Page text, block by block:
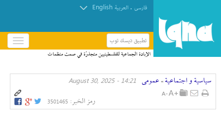
فارسی . العربیة English
تطبيق ديسك توب
باز
و
کردن
الإبادة الجماعية للفلسطينيين متجذرّة في صمت منظمات
سیاسیة و اجتماعیة » عمومی 14:21 - August 30, 2025
رمز الخبر: 3501465